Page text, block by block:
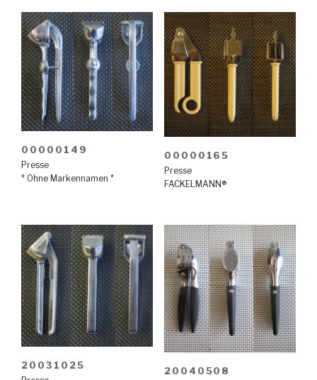
00000149
Presse
* Ohne Markennamen *
00000165
Presse
FACKELMANN®
20031025 20040508